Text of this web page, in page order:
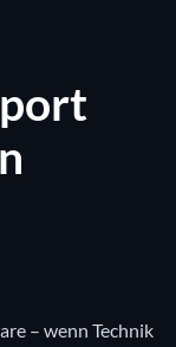
– wenn Technik